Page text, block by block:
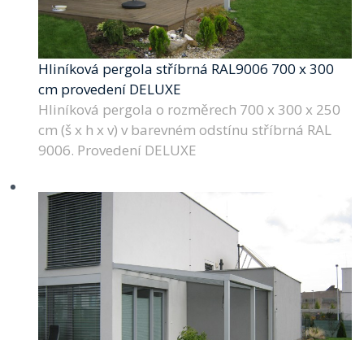
Hliníková pergola stříbrná RAL9006 700 x 300
cm provedení DELUXE
Hliníková pergola o rozměrech 700 x 300 x 250
cm (š x h x v) v barevném odstínu stříbrná RAL
9006. Provedení DELUXE